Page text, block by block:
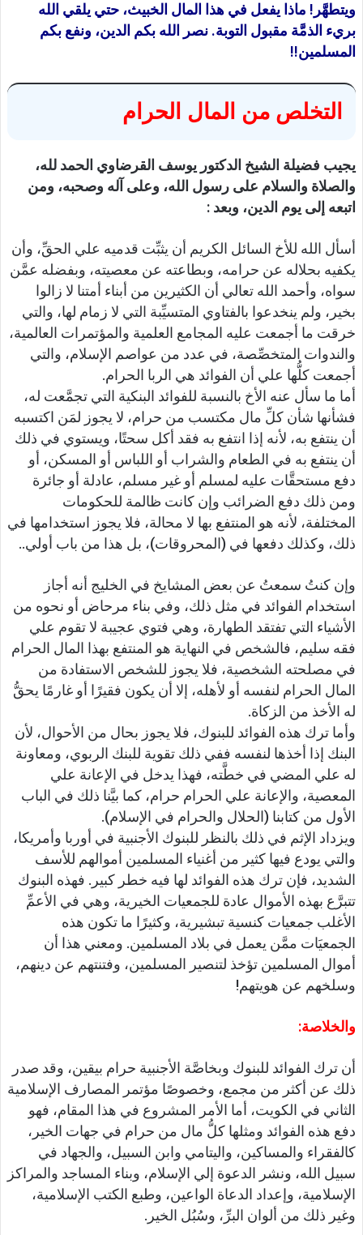
ويتطهَّر! ماذا يفعل في هذا المال الخبيث، حتي يلقي الله
بريء الذمَّة مقبول التوبة. نصر الله بكم الدين، ونفع بكم
المسلمين!!
التخلص من المال الحرام
يجيب فضيلة الشيخ الدكتور يوسف القرضاوي ا لحمد لله،
والصلاة والسلام على رسول الله، وعلى آله وصحبه، ومن
اتبعه إلى يوم الدين، وبعد :
أسأل الله للأخ السائل الكريم أن يثبِّت قدميه علي الحقِّ، وأن
يكفيه بحلاله عن حرامه، وبطاعته عن معصيته، وبفضله عمَّن
سواه، وأحمد الله تعالي أن الكثيرين من أبناء أمتنا لا زالوا
بخير، ولم ينخدعوا بالفتاوي المتسيِّبة التي لا زمام لها، والتي
خرقت ما أجمعت عليه المجامع العلمية والمؤتمرات العالمية،
والندوات المتخصِّصة، في عدد من عواصم الإسلام، والتي
أجمعت كلُّها علي أن الفوائد هي الربا الحرام.
أما ما سأل عنه الأخ بالنسبة للفوائد البنكية التي تجمَّعت له،
فشأنها شأن كلِّ مال مكتسب من حرام، لا يجوز لمَن اكتسبه
أن ينتفع به، لأنه إذا انتفع به فقد أكل سحتًا، ويستوي في ذلك
أن ينتفع به في الطعام والشراب أو اللباس أو المسكن، أو
دفع مستحقَّات عليه لمسلم أو غير مسلم، عادلة أو جائرة
ومن ذلك دفع الضرائب وإن كانت ظالمة للحكومات
المختلفة، لأنه هو المنتفع بها لا محالة، فلا يجوز استخدامها في
ذلك، وكذلك دفعها في (المحروقات)، بل هذا من باب أولي..
وإن كنتُ سمعتُ عن بعض المشايخ في الخليج أنه أجاز
استخدام الفوائد في مثل ذلك، وفي بناء مرحاض أو نحوه من
الأشياء التي تفتقد الطهارة، وهي فتوي عجيبة لا تقوم علي
فقه سليم، فالشخص في النهاية هو المنتفع بهذا المال الحرام
في مصلحته الشخصية، فلا يجوز للشخص الاستفادة من
المال الحرام لنفسه أو لأهله، إلا أن يكون فقيرًا أو غارمًا يحقُّ
له الأخذ من الزكاة.
وأما ترك هذه الفوائد للبنوك، فلا يجوز بحال من الأحوال، لأن
البنك إذا أخذها لنفسه ففي ذلك تقوية للبنك الربوي، ومعاونة
له علي المضي في خطَّته، فهذا يدخل في الإعانة علي
المعصية، والإعانة علي الحرام حرام، كما بيَّنا ذلك في الباب
الأول من كتابنا (الحلال والحرام في الإسلام).
ويزداد الإثم في ذلك بالنظر للبنوك الأجنبية في أوربا وأمريكا،
والتي يودع فيها كثير من أغنياء المسلمين أموالهم للأسف
الشديد، فإن ترك هذه الفوائد لها فيه خطر كبير. فهذه البنوك
تتبرَّع بهذه الأموال عادة للجمعيات الخيرية، وهي في الأعمِّ
الأغلب جمعيات كنسية تبشيرية، وكثيرًا ما تكون هذه
الجمعيَات ممَّن يعمل في بلاد المسلمين. ومعني هذا أن
أموال المسلمين تؤخذ لتنصير المسلمين، وفتنتهم عن دينهم،
وسلخهم عن هويتهم!
والخلاصة:
أن ترك الفوائد للبنوك وبخاصَّة الأجنبية حرام بيقين، وقد صدر
ذلك عن أكثر من مجمع، وخصوصًا مؤتمر المصارف الإسلامية
الثاني في الكويت، أما الأمر المشروع في هذا المقام، فهو
دفع هذه الفوائد ومثلها كلُّ مال من حرام في جهات الخير،
كالفقراء والمساكين، واليتامي وابن السبيل، والجهاد في
سبيل الله، ونشر الدعوة إلي الإسلام، وبناء المساجد والمراكز
الإسلامية، وإعداد الدعاة الواعين، وطبع الكتب الإسلامية،
وغير ذلك من ألوان البرِّ، وسُبُل الخير.